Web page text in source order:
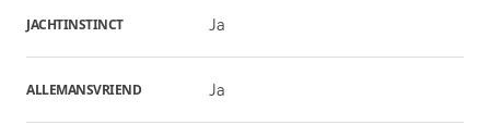
JACHTINSTINCT Ja
ALLEMANSVRIEND Ja